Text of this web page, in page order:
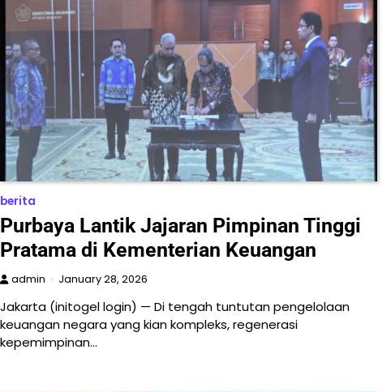
berita
Purbaya Lantik Jajaran Pimpinan Tinggi
Pratama di Kementerian Keuangan
admin January 28, 2026
Jakarta (initogel login) — Di tengah tuntutan pengelolaan
keuangan negara yang kian kompleks, regenerasi
kepemimpinan…